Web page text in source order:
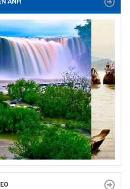
HÙNG LIỆT SĨ, THƯƠNG
MẠNG!
chuỗi hoạt động chào mừng
Việt Nam (28/7/1929 –...